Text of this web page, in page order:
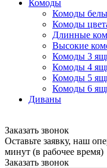
Комоды
Комоды
Комоды
Длинные
Высокие
Комоды 3
Комоды 4
Комоды 5
Комоды 6
Диваны
Заказать звонок
Оставьте заявку, наш
минут (в рабочее время)
Заказать звонок